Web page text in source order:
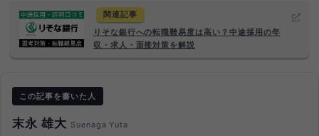
関連記事
りそな銀行への転職難易度は高い？中途採用の年
収・求人・面接対策を解説
この記事を書いた人
末永 雄大 Suenaga Yuta